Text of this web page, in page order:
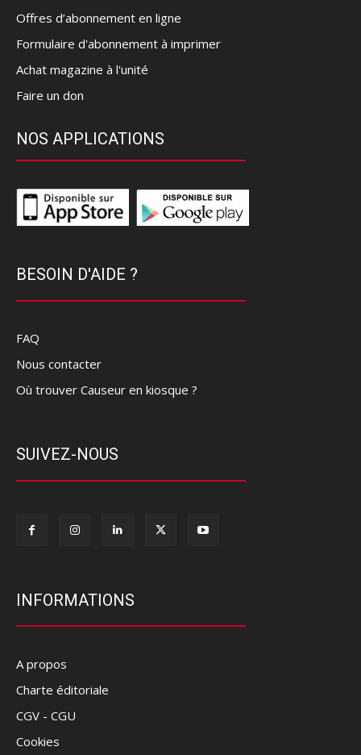
Offres d’abonnement en ligne
Formulaire d'abonnement à imprimer
Achat magazine à l'unité
Faire un don
NOS APPLICATIONS
BESOIN D'AIDE ?
FAQ
Nous contacter
Où trouver Causeur en kiosque ?
SUIVEZ-NOUS
INFORMATIONS
A propos
Charte éditoriale
CGV - CGU
Cookies